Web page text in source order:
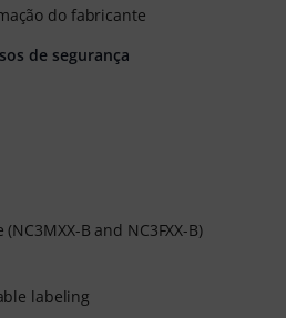
B and NC3FXX-B)
labeling
do fabricante
de segurança